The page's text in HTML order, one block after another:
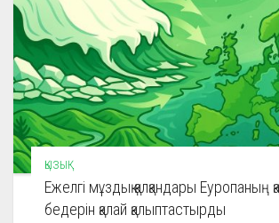
ҚЫЗЫҚ
Ежелгі мұздық қалқандары Еуропаның
бедерін қалай қалыптастырды